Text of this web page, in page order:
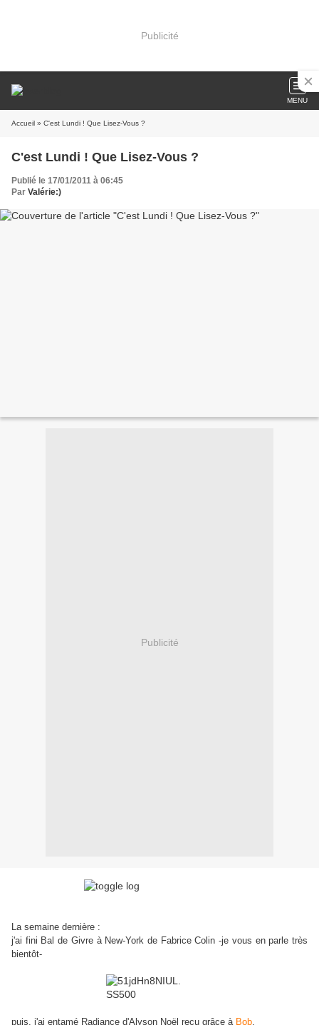
Publicité
MENU
Accueil » C'est Lundi ! Que Lisez-Vous ?
C'est Lundi ! Que Lisez-Vous ?
Publié le 17/01/2011 à 06:45
Par Valérie:)
Publicité
La semaine dernière :
j'ai fini Bal de Givre à New-York de Fabrice Colin -je vous en parle très
bientôt-
puis, j'ai entamé Radiance d'Alyson Noël reçu grâce à Bob.